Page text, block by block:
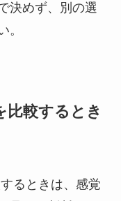
決めず、別の選
。
比較するとき
るときは、感覚